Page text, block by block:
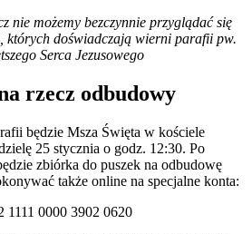
nie możemy bezczynnie przyglądać się
których doświadczają wierni parafii pw.
Serca Jezusowego
rzecz odbudowy
będzie Msza Święta w kościele
25 stycznia o godz. 12:30. Po
zbiórka do puszek na odbudowę
także online na specjalne konta:
1111 0000 3902 0620